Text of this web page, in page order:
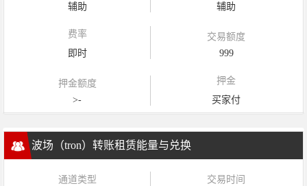
辅助
辅助
费率
即时
交易额度
999
押金额度
>-
押金
买家付
波场（tron）转账租赁能量与兑换
通道类型
交易时间